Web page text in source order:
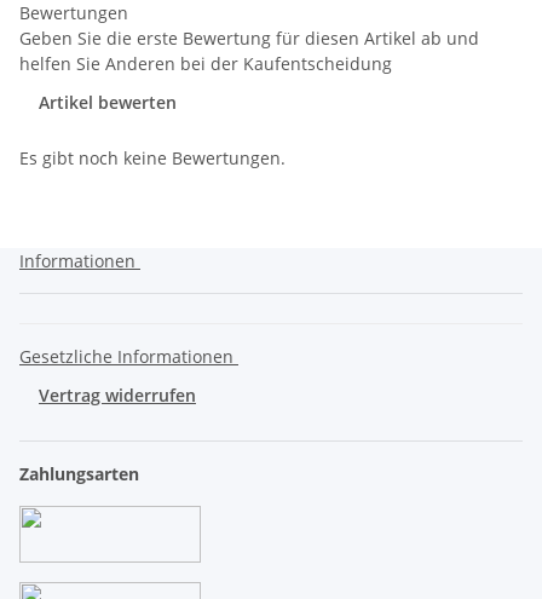
Bewertungen
Geben Sie die erste Bewertung für diesen Artikel ab und
helfen Sie Anderen bei der Kaufentscheidung
Artikel bewerten
Es gibt noch keine Bewertungen.
Informationen
Gesetzliche Informationen
Vertrag widerrufen
Zahlungsarten